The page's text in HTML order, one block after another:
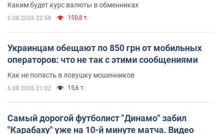
Каким будет курс валюты в обменниках
6.08.2026 22:58 150,8 т.
Украинцам обещают по 850 грн от мобильных
операторов: что не так с этими сообщениями
Как не попасть в ловушку мошенников
6.08.2026 21:02 15,6 т.
Самый дорогой футболист "Динамо" забил
"Карабаху" уже на 10-й минуте матча. Видео